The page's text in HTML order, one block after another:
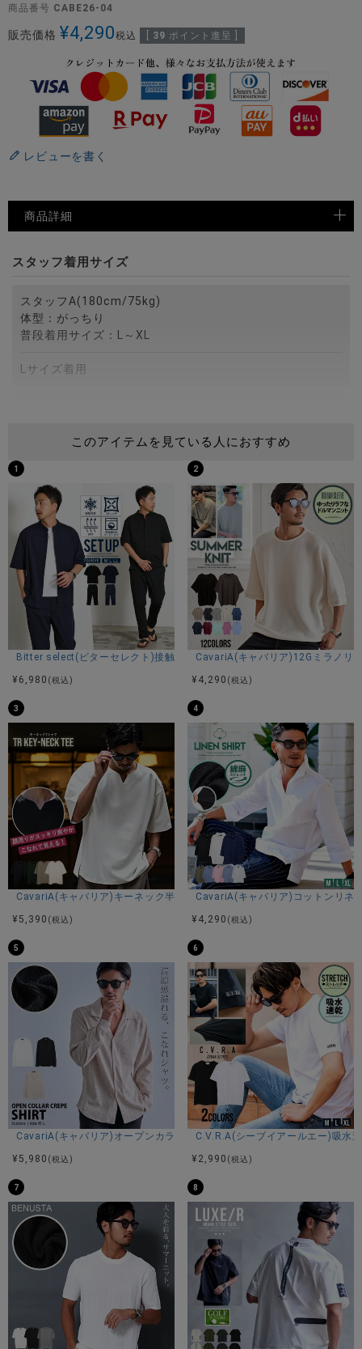
商品番号 CABE26-04
販売価格 ¥4,290税込 39 ポイント進呈 ]
レビューを書く
商品詳細
スタッフ着用サイズ
スタッフA(180cm/75kg)
体型：がっちり
普段着用サイズ：L～XL
Lサイズ着用
普段着用サイズ：M～L
Lサイズ着用
スタッフC(173cm/60kg)
体型：細身
普段着用サイズ：M
Mサイズ着用
商品説明
BITTER STORE(ビターストア)にCavariA【キャバリア】スパ
■快適な着心地を叶えるワッフルTシャツ
通気性と吸水速乾性に優れたスパンワッフル素材を使用した
半袖Tシャツ。
汗ばむ季節でも快適に過ごせる、機能性とデザイン性を兼ね
備えた一枚です。
■通気性に優れたスパンワッフル素材
凹凸のある立体構造が空気の層を生み出し、肌への接地面を
軽減。
さらっとした肌触りでベタつきにくく、快適な着心地をキー
プします。
さらに吸水速乾性にも優れ、暑い季節に最適な素材です。
■大人の雰囲気漂うヘンリーネック
首元にはカジュアルさと上品さを兼ね備えたヘンリーネック
を採用。
程よい抜け感を演出し、大人らしい着こなしを叶えます。
■ルードな雰囲気を纏うデザイン
胸元には存在感のあるプリントを配置。
さらに裾にはピスネームを施し、男らしさを感じさせるルー
ドなデザインに仕上げました。
■スタイリッシュな細身シルエット
身体のラインを美しく見せるスマートなシルエットを採用。
一枚での着用はもちろん、シャツやジャケットのインナーと
※モデル画像は照明などの影響により実際の商品と異なる場合
がございます。
サイズ(cm)
44(M)：着丈67身幅45肩幅41袖丈19
46(L)：着丈69身幅47肩幅43袖丈20
このアイテムを見ている人におすすめ
1
Bitter select(ビターセレクト)接触冷感スーパーストレッチバンドカラー
¥ 6,980 (税込)
2
CavariA(キャバリア)12Gミラノリ
¥ 4,290 (税込)
3
CavariA(キャバリア)キーネック半袖Tシャツ/全4色
¥ 5,390 (税込)
4
CavariA(キャバリア)コットンリネ
¥ 4,290 (税込)
5
CavariA(キャバリア)オープンカラー楊柳シャツ/全3色
¥ 5,980 (税込)
6
C.V.R.A(シーブイアールエー)吸水
¥ 2,990 (税込)
7 8